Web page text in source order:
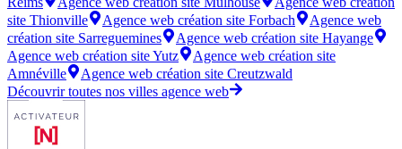
site Thionville Agence web création site Forbach
Agence web
création site Sarreguemines Agence web création site Hayange
Agence web création siteYutz
Agence web création site
Amnéville
Agence web création site Creutzwald
Découvrir toutes nos villes agence web